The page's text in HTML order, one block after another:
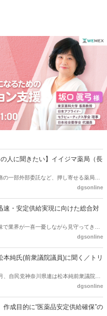
の人に聞きたい】イイジマ薬局（長
の一部外部委託など、押し寄せる薬局業
制改革の波を薬局業界はどう受け止めた
うした問題について、厚労省「薬局薬剤
るワーキンググループ」に参考人とし
局（長野県上田市）開設者である飯島裕
dgsonline
速・安定供給実現に向けた総合対
で業界が一喜一憂しながら見守ってきた
供給実現に向けた総合対策に関する有識
ビズon-lineでは検討会を総括する目的で
医療情報企画課長（医薬産業振興・医療
フメディケーション推進室長併任）安藤
授の三村優美子氏、 日本保険薬局協会医
dgsonline
本純氏(前衆議院議員)に聞く／トリ
、自民党神奈川県連は松本純前衆議院議
横浜市中区・磯子区・金沢区）の支部長
師に関わる政策に広く・深く関わってき
界の期待には熱いものがある。不透明
dgsonline
作成目的に“医薬品安定供給確保”の